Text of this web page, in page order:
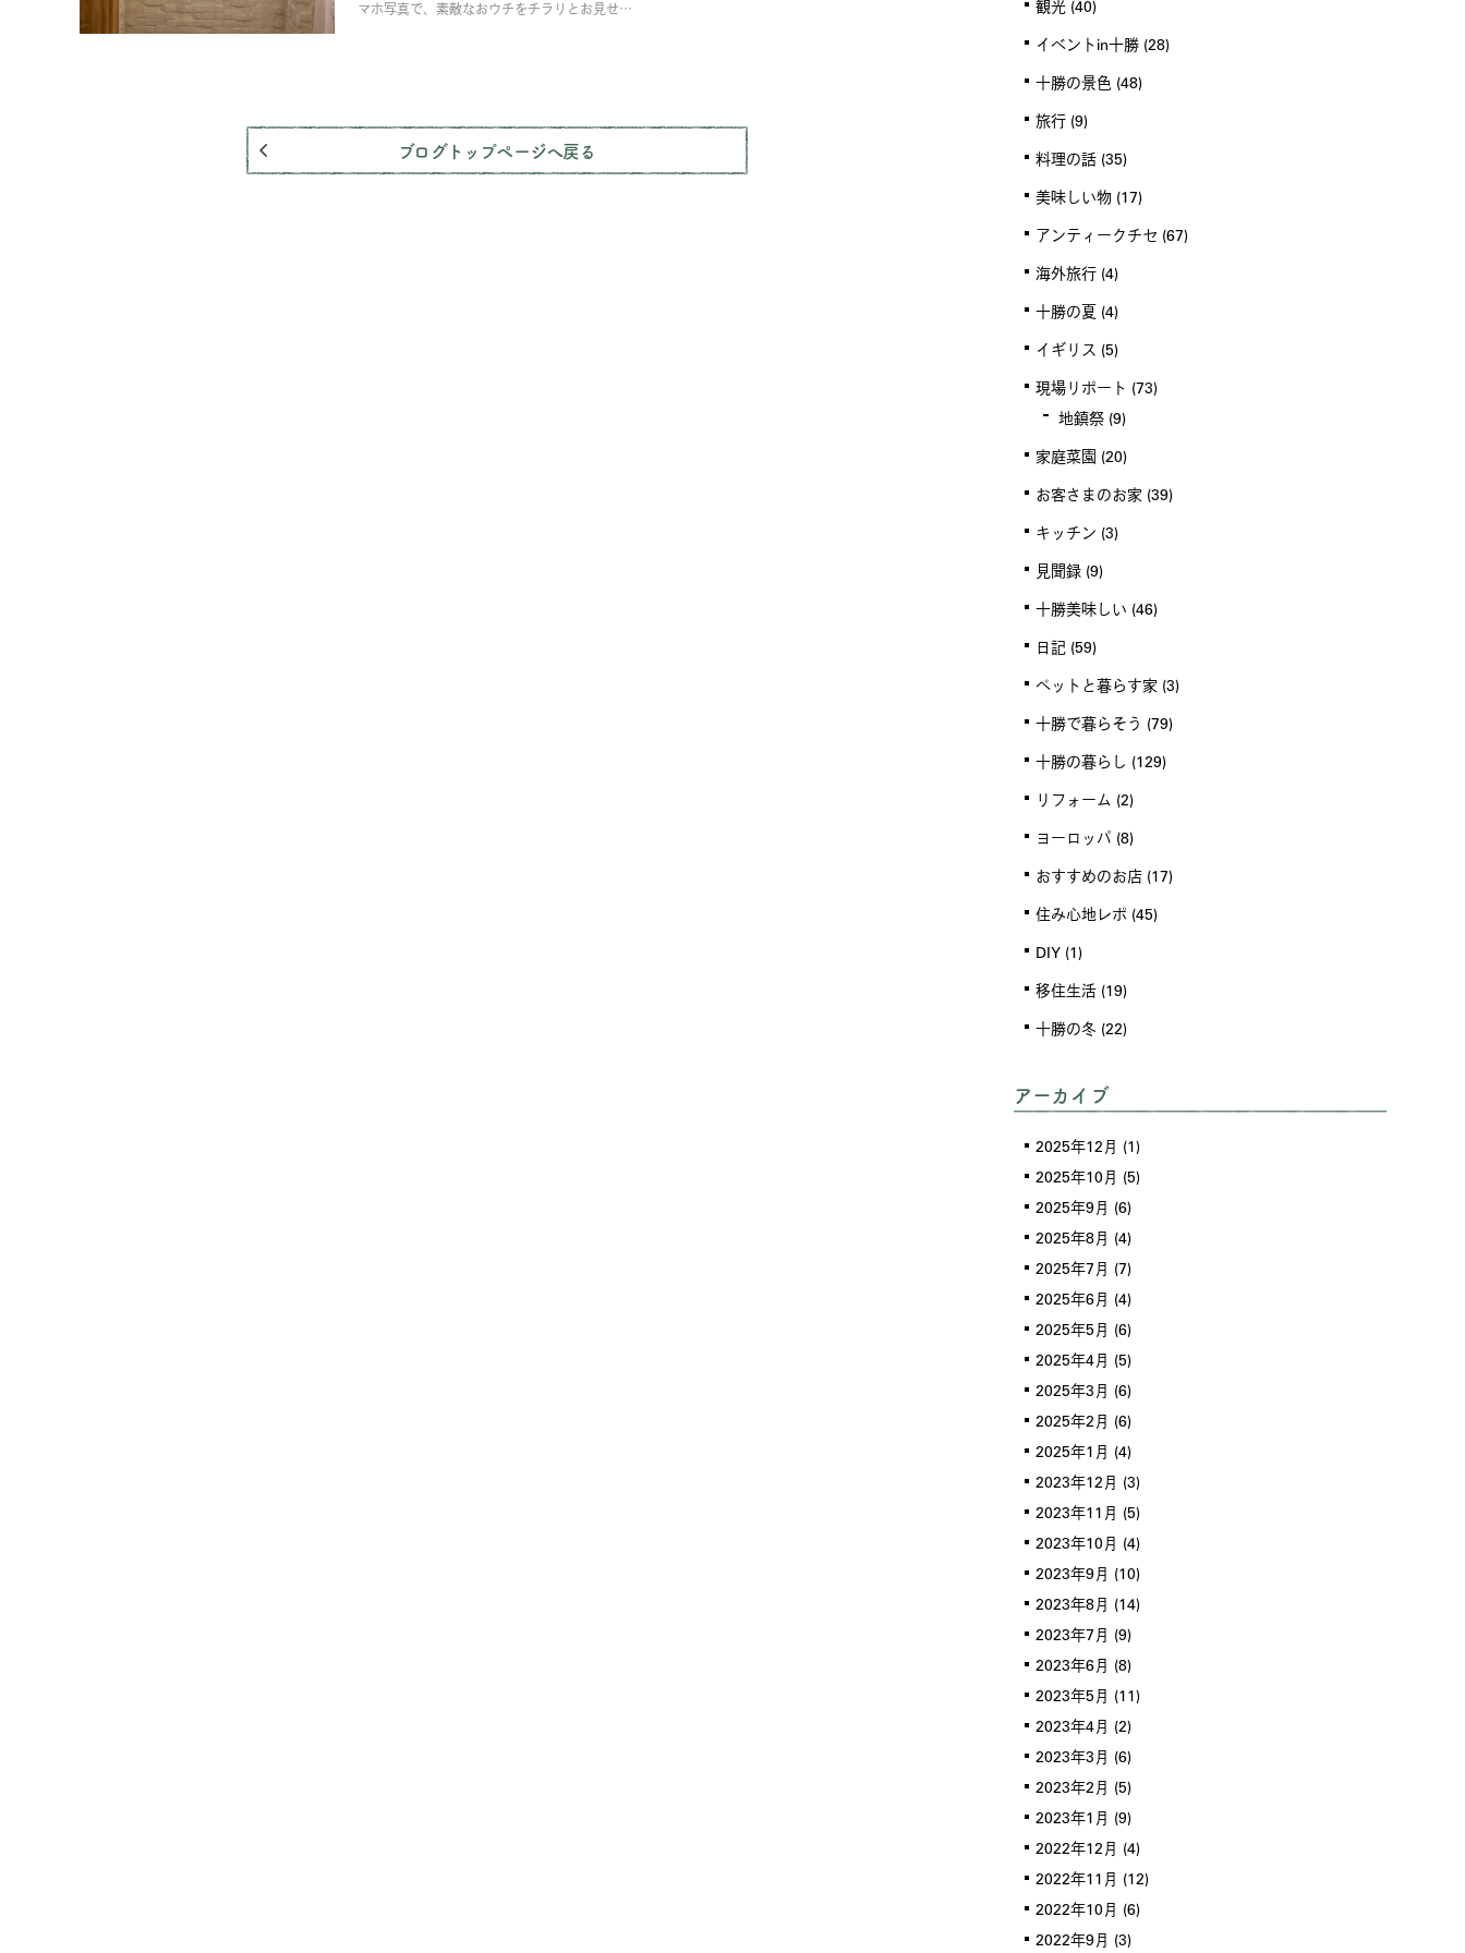
マホ写真で、素敵なおウチをチラリとお見せ…
ブログトップページへ戻る
観光 (40)
イベントin十勝 (28)
十勝の景色 (48)
旅行 (9)
料理の話 (35)
美味しい物 (17)
アンティークチセ (67)
海外旅行 (4)
十勝の夏 (4)
イギリス (5)
現場リポート (73)
地鎮祭 (9)
家庭菜園 (20)
お客さまのお家 (39)
キッチン (3)
見聞録 (9)
十勝美味しい (46)
日記 (59)
ペットと暮らす家 (3)
十勝で暮らそう (79)
十勝の暮らし (129)
リフォーム (2)
ヨーロッパ (8)
おすすめのお店 (17)
住み心地レポ (45)
DIY (1)
移住生活 (19)
十勝の冬 (22)
アーカイブ
2025年12月 (1)
2025年10月 (5)
2025年9月 (6)
2025年8月 (4)
2025年7月 (7)
2025年6月 (4)
2025年5月 (6)
2025年4月 (5)
2025年3月 (6)
2025年2月 (6)
2025年1月 (4)
2023年12月 (3)
2023年11月 (5)
2023年10月 (4)
2023年9月 (10)
2023年8月 (14)
2023年7月 (9)
2023年6月 (8)
2023年5月 (11)
2023年4月 (2)
2023年3月 (6)
2023年2月 (5)
2023年1月 (9)
2022年12月 (4)
2022年11月 (12)
2022年10月 (6)
2022年9月 (3)